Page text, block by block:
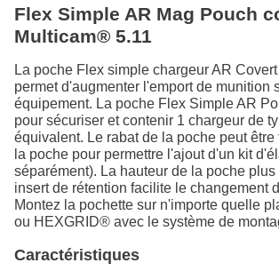
Flex Simple AR Mag Pouch
Multicam® 5.11
La poche Flex simple chargeur AR
permet d'augmenter l'emport de munition
équipement. La poche Flex Simple AR
pour sécuriser et contenir 1 chargeur de
équivalent. Le rabat de la poche peut
la poche pour permettre l'ajout d'un kit
séparément). La hauteur de la poche plus
insert de rétention facilite le changement
Montez la pochette sur n'importe quelle
ou HEXGRID® avec le système de
Caractéristiques